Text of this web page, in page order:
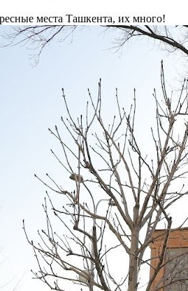
места Ташкента, их много!